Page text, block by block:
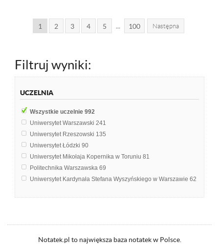
1 2 3 4 5 100 Następna
Filtruj wyniki:
UCZELNIA
Wszystkie uczelnie 992
Uniwersytet Warszawski 241
Uniwersytet Rzeszowski 135
Uniwersytet Łódzki 90
Uniwersytet Mikołaja Kopernika w Toruniu 81
Politechnika Warszawska 69
Uniwersytet Kardynała Stefana Wyszyńskiego w Warszawie 62
Uniwersytet Gdański24
Politechnika Śląska
Notatek.pl to największa baza notatek w Polsce.